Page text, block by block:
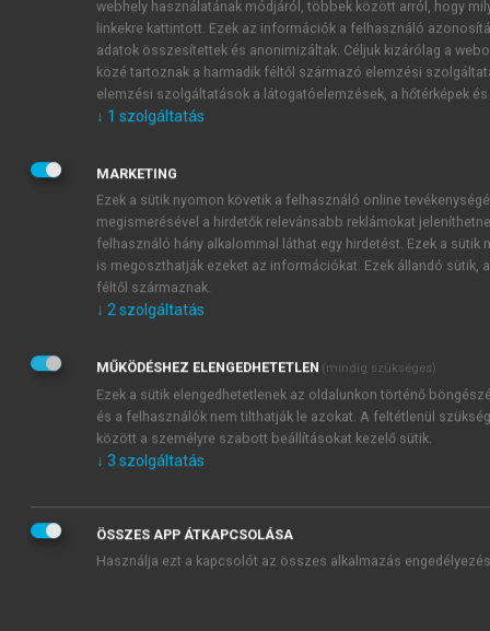
stabil valutának számított: a nagy válság idején az
árak és a bérek egyaránt csökkentek, így végül is az
árszint 1940-ben nem nagyon különbözött az 1927-
es induló szinttől (kb.+9%-kal).
Mint Kelet-Európában mindenütt, a 19. század
szerepet játszott a külföldi tőke – részvény és
hitelezés formájában egyaránt. 1867 után a
beruházások összértékének a fele jött kívülről. Az
1880-as és 1890-es években sorra születettek az
ipartámogatási törvények. Így – például – 15 éves
adómentességet adtak a legújabb technikát alkalmazó
Azután történt egy trendváltás: a
századelőn már csak a befektetett tőke egynegyede
származott külföldi forrásból. 1914-re még inkább
megnőtt a hazai tőke részaránya. Jórészt az
államosítások következtében a vasúti részvényeknek
és kötvényeknek több mint 40%-a, az
részvénytársaságok értékpapírjainak mintegy 70%-a
volt már hazai kézben. És mindeközben a magyar
gazdaság tőkeexportja is jelentős volt – elsősorban a
webhely használatának módjáról, többek között arról, hogy
linkekre kattintott. Ezek az információk a felhasználó
adatok összesítettek és anonimizáltak. Céljuk kizárólag a
közé tartoznak a harmadik féltől származó elemzési
elemzési szolgáltatások a látogatóelemzések, a hőtérképek
↓ 1 szolgáltatás
MARKETING
Ezek a sütik nyomon követik a felhasználó online
megismerésével a hirdetők relevánsabb reklámokat
felhasználó hány alkalommal láthat egy hirdetést. Ezek a sütik
is megoszthatják ezeket az információkat. Ezek állandó sütik,
féltől származnak.
↓ 2 szolgáltatás
MŰKÖDÉSHEZ ELENGEDHETETLEN (mindig szükséges)
Ezek a sütik elengedhetetlenek az oldalunkon történő
és a felhasználók nem tilthatják le azokat. A feltétlenül
között a személyre szabott beállításokat kezelő sütik.
↓ 3 szolgáltatás
ÖSSZES APP ÁTKAPCSOLÁSA
Használja ezt a kapcsolót az összes alkalmazás